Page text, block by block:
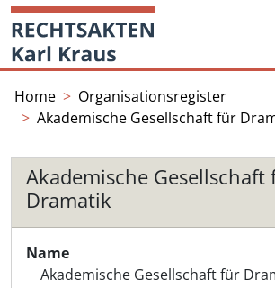
Skip
content
Startseite
Home
Organisationsregister
Akademische Gesellschaft für
Akademische Gesellschaft
Dramatik
Name
Akademische Gesellschaft für